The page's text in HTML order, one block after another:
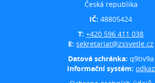
Česká republika
IČ:48805424
T:+420 596 411 038
E:sekretariat@zssvetle.cz
Datová schránka: q9tiv9a
Informační systém: odkaz